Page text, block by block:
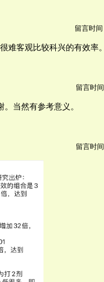
留言时间
难客观比较科兴的有效率
留言时
。当然有参考意义。
留言时